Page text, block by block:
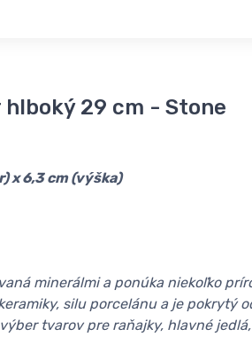
hlboký 29 cm - Stone
x 6,3 cm (výška)
minerálmi a ponúka niekoľko
silu porcelánu a je pokrytý
tvarov pre raňajky, hlavné